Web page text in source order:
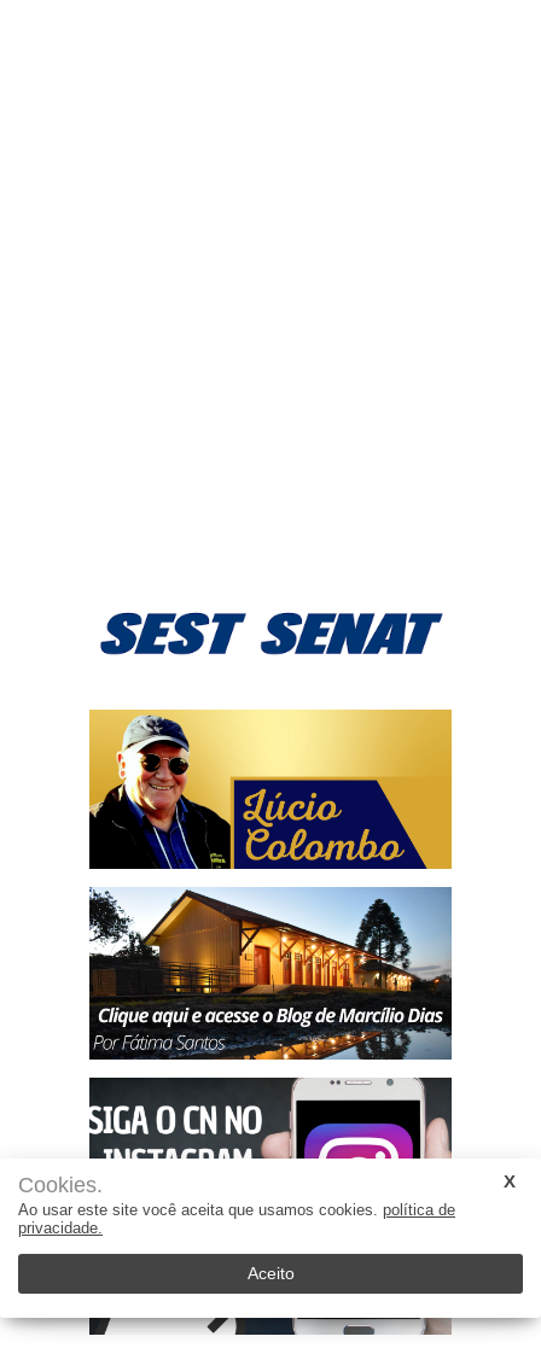
Cookies.
Ao usar este site você aceita que usamos cookies. política de
privacidade.
Aceito